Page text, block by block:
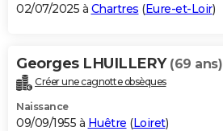
02/07/2025 à Chartres (Eure-et-Loir)
Georges LHUILLERY (69 ans)
Créer une cagnotte obsèques
Naissance
09/09/1955 à Huêtre (Loiret)